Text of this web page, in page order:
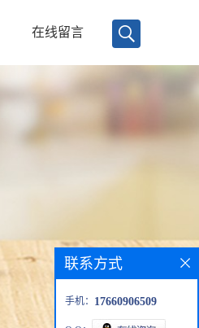
在线留言
联系方式
手机： 17660906509